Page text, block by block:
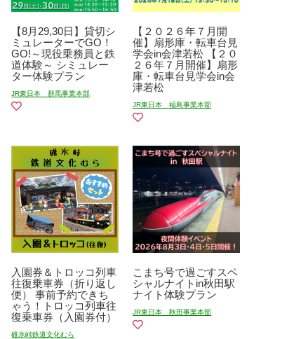
【8月29,30日】貸切シ
ミュレーターでGO！
GO!～現役乗務員と鉄
道体験～ シミュレー
ター体験プラン
JR東日本 群馬事業本部
【２０２６年７月開
催】扇形庫・転車台見
学会in会津若松 【２０
２６年７月開催】扇形
庫・転車台見学会in会
津若松
JR東日本 福島事業本部
入園券＆トロッコ列車
往復乗車券（折り返し
便） 事前予約できち
ゃう！トロッコ列車往
復乗車券（入園券付）
碓氷峠鉄道文化むら
こまち号で過ごすスペ
シャルナイトin秋田駅
ナイト体験プラン
JR東日本 秋田事業本部